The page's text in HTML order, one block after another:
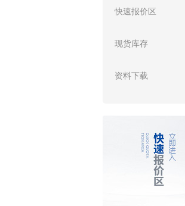
快速报价区
现货库存
资料下载